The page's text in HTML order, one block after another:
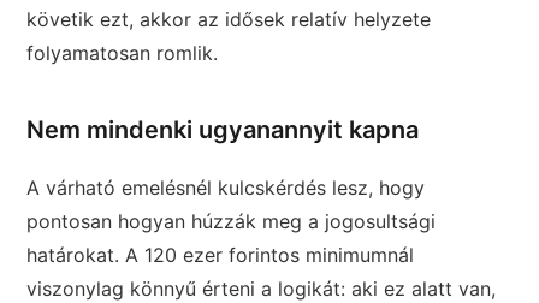
követik ezt, akkor az idősek relatív helyzete
folyamatosan romlik.
Nem mindenki ugyanannyit kapna
A várható emelésnél kulcskérdés lesz, hogy
pontosan hogyan húzzák meg a jogosultsági
határokat. A 120 ezer forintos minimumnál
viszonylag könnyű érteni a logikát: aki ez alatt van,